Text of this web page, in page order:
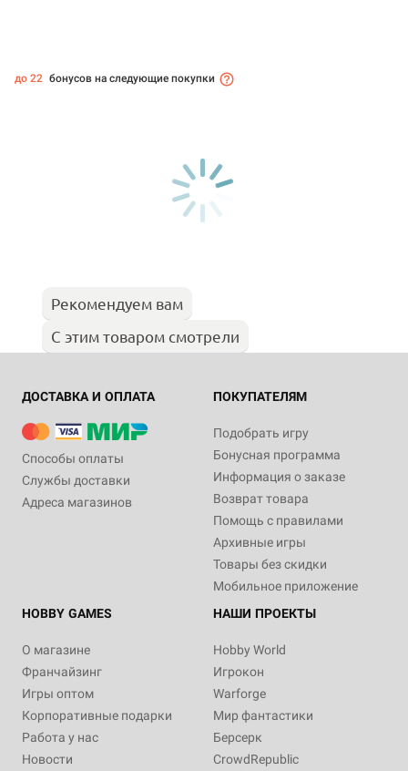
до 22 бонусов на следующие покупки
Рекомендуем вам
С этим товаром смотрели
ДОСТАВКА И ОПЛАТА
Способы оплаты
Службы доставки
Адреса магазинов
ПОКУПАТЕЛЯМ
Подобрать игру
Бонусная программа
Информация о заказе
Возврат товара
Помощь с правилами
Архивные игры
Товары без скидки
Мобильное приложение
HOBBY GAMES
О магазине
Франчайзинг
Игры оптом
Корпоративные подарки
Работа у нас
Новости
НАШИ ПРОЕКТЫ
Hobby World
Игрокон
Warforge
Мир фантастики
Берсерк
CrowdRepublic